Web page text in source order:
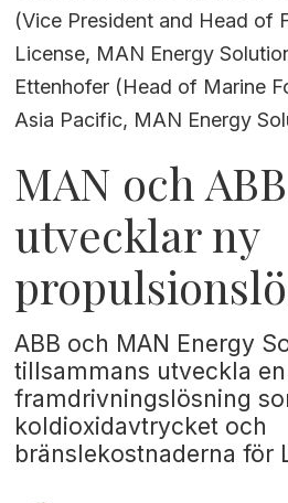
(Vice President and Head of
License, MAN Energy
Ettenhofer (Head of Marine
Asia Pacific, MAN Energy
MAN och ABB
utvecklar ny
ABB och MAN Energy
tillsammans utveckla en
framdrivningslösning
koldioxidavtrycket och
bränslekostnaderna för